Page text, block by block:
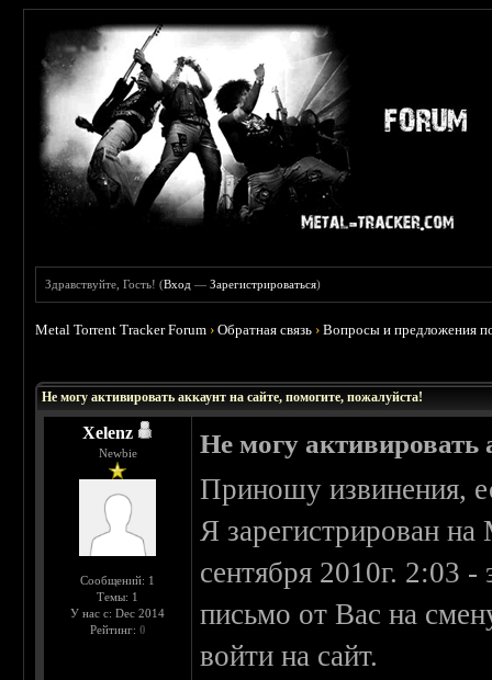
Здравствуйте, Гость! (Вход —Зарегистрироваться)
Metal Torrent Tracker Forum ›Обратная связь ›Вопросы и предложения
Не могу активировать аккаунт на сайте, помогите, пожалуйста!
Xelenz
Newbie
Сообщений: 1
Темы: 1
У нас с: Dec 2014
Рейтинг: 0
Не могу активировать
Приношу извинения,
Я зарегистрирован
сентября 2010г. 2:03
письмо от Вас на
войти на сайт.